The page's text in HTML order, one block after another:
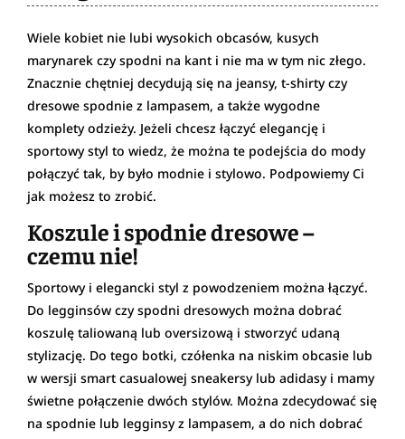
Wiele kobiet nie lubi wysokich obcasów, kusych
marynarek czy spodni na kant i nie ma w tym nic złego.
Znacznie chętniej decydują się na jeansy, t-shirty czy
dresowe spodnie z lampasem, a także wygodne
komplety odzieży. Jeżeli chcesz łączyć elegancję i
sportowy styl to wiedz, że można te podejścia do mody
połączyć tak, by było modnie i stylowo. Podpowiemy Ci
jak możesz to zrobić.
Koszule i spodnie dresowe –
czemu nie!
Sportowy i elegancki styl z powodzeniem można łączyć.
Do legginsów czy spodni dresowych można dobrać
koszulę taliowaną lub oversizową i stworzyć udaną
stylizację. Do tego botki, czółenka na niskim obcasie lub
w wersji smart casualowej sneakersy lub adidasy i mamy
świetne połączenie dwóch stylów. Można zdecydować się
na spodnie lub legginsy z lampasem, a do nich dobrać